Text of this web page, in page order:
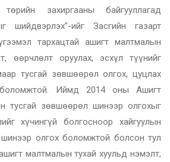
захиргааны байгууллагад
шийдвэрлэх”-ийг Засгийн газарт
тархацтай ашигт малтмалын
өөрчлөлт оруулах, эсхүл түүнийг
тусгай зөвшөөрөл олгох, цуцлах
боломжтой. Иймд 2014 оны Ашигт
тусгай зөвшөөрөл шинээр олгохыг
хүчингүй болгосноор хайгуулын
олгох боломжтой болсон тул
малтмалын тухай хуульд нэмэлт,